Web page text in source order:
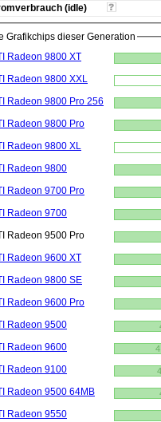
(idle)
Grafikchips dieser Generation
Radeon 9800 XT
Radeon 9800 XXL
Radeon 9800 Pro 256
Radeon 9800 Pro
Radeon 9800 XL
Radeon 9800
Radeon 9700 Pro
Radeon 9700
Radeon 9500 Pro
Radeon 9600 XT
Radeon 9800 SE
Radeon 9600 Pro
Radeon 9500
Radeon 9600
Radeon 9100
Radeon 9500 64MB
Radeon 9550